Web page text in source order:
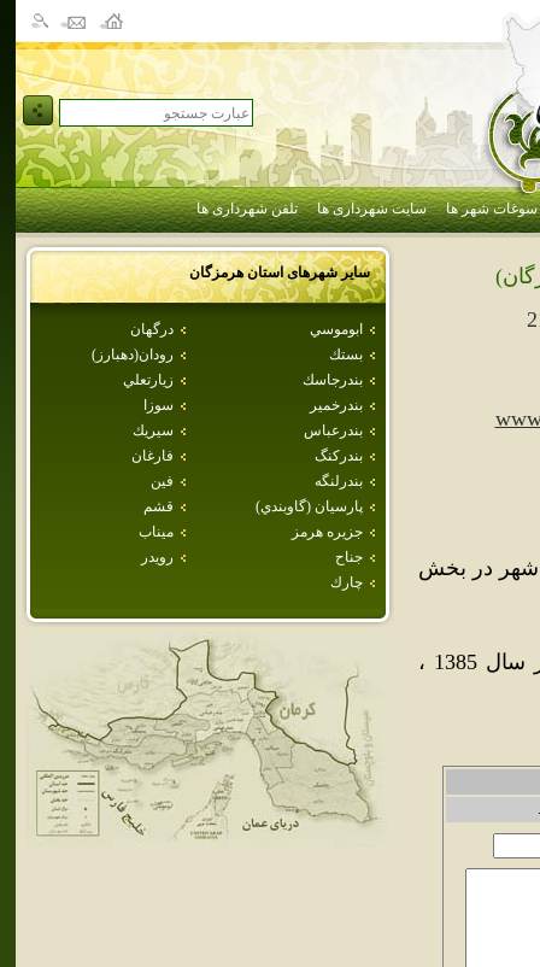
سوغات شهر ها سایت شهرداری ها تلفن شهرداری ها
سایر شهرهای استانهرمزگان
ابوموسي
درگهان
بستك
رودان(دهبارز)
بندرجاسك
زيارتعلي
بندرخمير
سوزا
بندرعباس
سيريك
بندركنگ
فارغان
بندرلنگه
فين
پارسيان (گاوبندي)
قشم
جزيره هرمز
ميناب
جناح
رويدر
چارك
شهر در بخش
جمعيت شهر حاجي‌آباد طبق سرشماري عمومي نفوس و مسكن در سال 1385 ،